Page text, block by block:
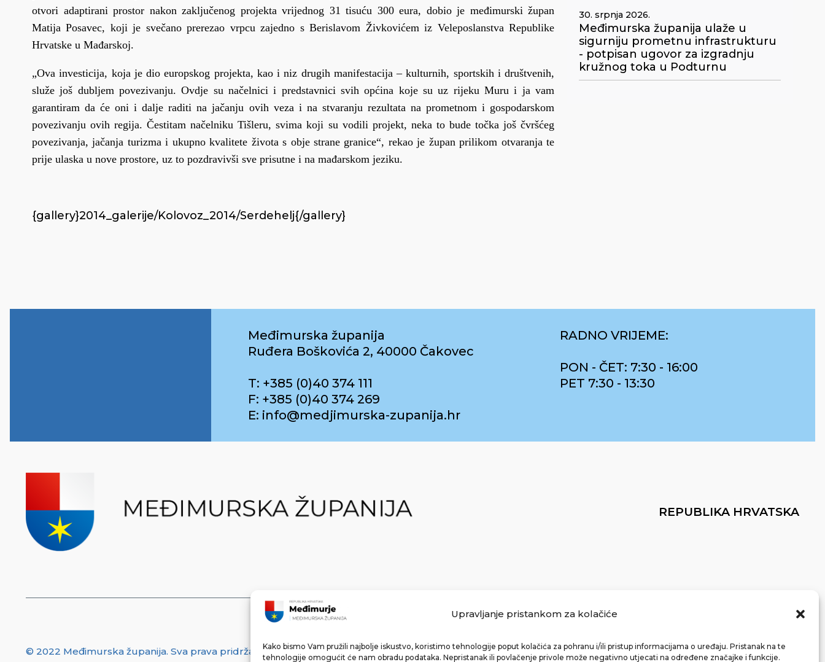
Upravljanje pristankom za kolačiće
Kako bismo Vam pružili najbolje iskustvo, koristimo tehnologije poput kolačića za pohranu i/ili pristup informacijama o uređaju. Pristanak na te
tehnologije omogućit će nam obradu podataka. Nepristanak ili povlačenje privole može negativno utjecati na određene značajke i funkcije.
otvori adaptirani prostor nakon zaključenog projekta vrijednog 31 tisuću 300 eura, dobio je međimurski župan
Matija Posavec, koji je svečano prerezao vrpcu zajedno s Berislavom Živkovićem iz Veleposlanstva Republike
Hrvatske u Mađarskoj.
„Ova investicija, koja je dio europskog projekta, kao i niz drugih manifestacija – kulturnih, sportskih i društvenih,
služe još dubljem povezivanju. Ovdje su načelnici i predstavnici svih općina koje su uz rijeku Muru i ja vam
garantiram da će oni i dalje raditi na jačanju ovih veza i na stvaranju rezultata na prometnom i gospodarskom
povezivanju ovih regija. Čestitam načelniku Tišleru, svima koji su vodili projekt, neka to bude točka još čvršćeg
povezivanja, jačanja turizma i ukupno kvalitete života s obje strane granice“, rekao je župan prilikom otvaranja te
prije ulaska u nove prostore, uz to pozdravivši sve prisutne i na mađarskom jeziku.
{gallery}2014_galerije/Kolovoz_2014/Serdehelj{/gallery}
30. srpnja 2026.
Međimurska županija ulaže u
sigurniju prometnu infrastrukturu
- potpisan ugovor za izgradnju
kružnog toka u Podturnu
Međimurska županija
Ruđera Boškovića 2, 40000 Čakovec
T: +385 (0)40 374 111
F: +385 (0)40 374 269
E: info@medjimurska-zupanija.hr
RADNO VRIJEME:
PON - ČET: 7:30 - 16:00
PET 7:30 - 13:30
REPUBLIKA HRVATSKA
© 2022 Međimurska županija. Sva prava pridržana.Made with ❤ by bg & 3na3.